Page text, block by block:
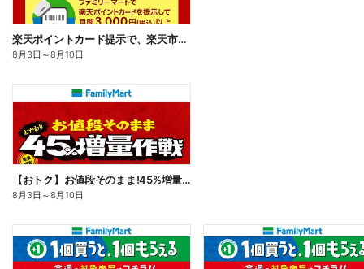
楽天ポイントカード提示で、楽天市場でのお買い物がおトクに!
8月3日 ～8月10日
【おトク】お値段そのまま!45%増量作戦!
8月3日 ～8月10日